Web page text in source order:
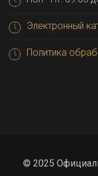
Электронный
Политика
© 2025